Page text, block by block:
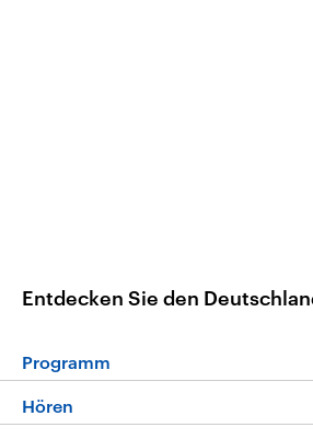
Entdecken Sie den
Programm
Hören